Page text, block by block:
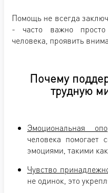
Помощь не всегда
- часто важно
человека, проявить
Почему
трудную
Эмоциональная
человека помогает
эмоциями, такими
Чувство
не одинок, это